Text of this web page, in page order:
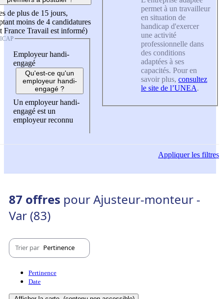
de plus de 15 jours,
moins de 4 candidatures
France Travail est informé)
Employeur handi-
engagé
Qu'est-ce qu'un
employeur handi-
engagé ?
Un employeur handi-
engagé est un
employeur reconnu
permet à un travailleur
en situation de
handicap d'exercer
une activité
professionnelle dans
des conditions
adaptées à ses
capacités. Pour en
savoir plus, consultez
le site de l’UNEA.
Appliquerles filtres
87 offres pour Ajusteur-monteur -
Var (83)
Trier par Pertinence
Pertinence
Date